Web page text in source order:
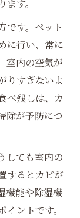
す。
です。ペット
に行い、常に
室内の空気が
りすぎないよ
べ残しは、カ
除が予防につ
しても室内の
するとカビが
機能や除湿機
ントです。